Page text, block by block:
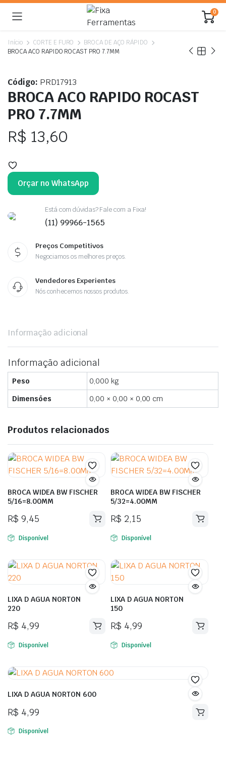
0
Início CORTE E FURO
BROCA DE AÇO RÁPIDO
BROCA ACO RAPIDO ROCAST PRO 7.7MM
Código: PRD17913
BROCA ACO RAPIDO ROCAST
PRO 7.7MM
R$ 13,60
Orçar no WhatsApp
Está com dúvidas? Fale com a Fixa!
(11) 99966-1565
Preços Competitivos
Negociamos os melhores preços.
Vendedores Experientes
Nós conhecemos nossos produtos.
Informação adicional
Informação adicional
Peso
0,000 kg
Dimensões
0,00 × 0,00 × 0,00 cm
Produtos relacionados
BROCA WIDEA BW FISCHER
5/16=8.00MM
R$ 9,45
Disponível
BROCA WIDEA BW FISCHER
5/32=4.00MM
R$ 2,15
Disponível
LIXA D AGUA NORTON
220
R$ 4,99
Disponível
LIXA D AGUA NORTON
150
R$ 4,99
Disponível
LIXA D AGUA NORTON 600
R$ 4,99
Disponível